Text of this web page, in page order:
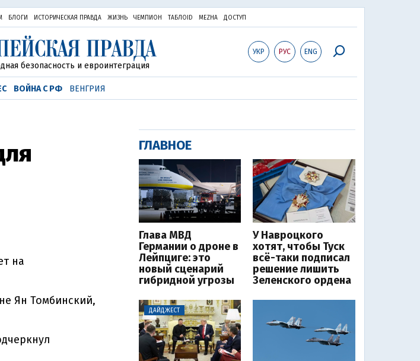
БЛОГИ ИСТОРИЧЕСКАЯ ПРАВДА ЖИЗНЬ ЧЕМПИОН ТАБЛОID MEZHA ДОСТУП
УКР РУС ENG
безопасность и евроинтеграция
ВОЙНА С РФ ВЕНГРИЯ
на
Ян Томбинский,
ГЛАВНОЕ
Глава МВД
Германии о дроне в
Лейпциге: это
новый сценарий
гибридной угрозы
У Навроцкого
хотят, чтобы Туск
всё-таки подписал
решение лишить
Зеленского ордена
ДАЙДЖЕСТ